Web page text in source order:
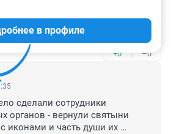
домов надо разрешить
любыми доступными
+0 –0
в профиле
сделали сотрудники
органов - вернули святыни
иконами и часть души их